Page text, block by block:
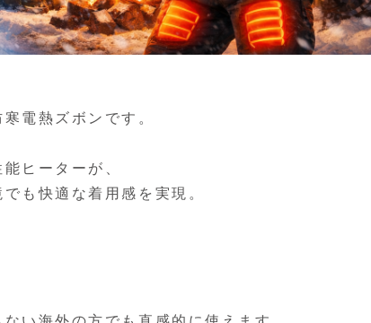
電熱ズボンです。
ヒーターが、
も快適な着用感を実現。